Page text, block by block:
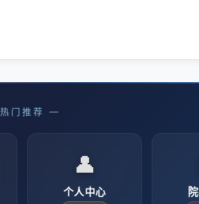
门推荐 —
👤
个人中心